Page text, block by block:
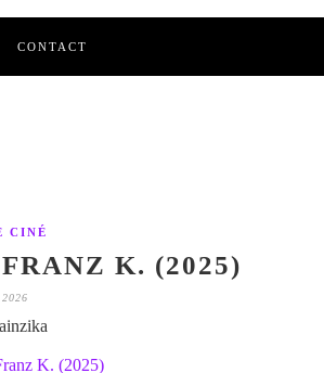
CONTACT
CINÉ
K. (2025)